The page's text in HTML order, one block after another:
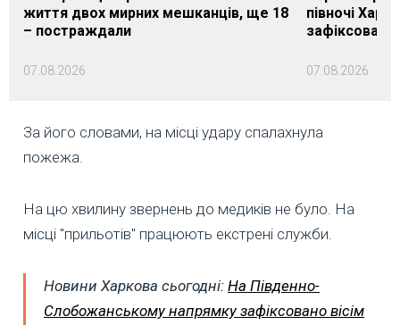
життя двох мирних мешканців, ще 18
– постраждали
07.08.2026
півночі
зафіксовані
07.08.2026
За його словами, на місці удару спалахнула
пожежа.
На цю хвилину звернень до медиків не було. На
місці "прильотів" працюють екстрені служби.
Новини Харкова сьогодні: На Південно-
Слобожанському напрямку зафіксовано вісім